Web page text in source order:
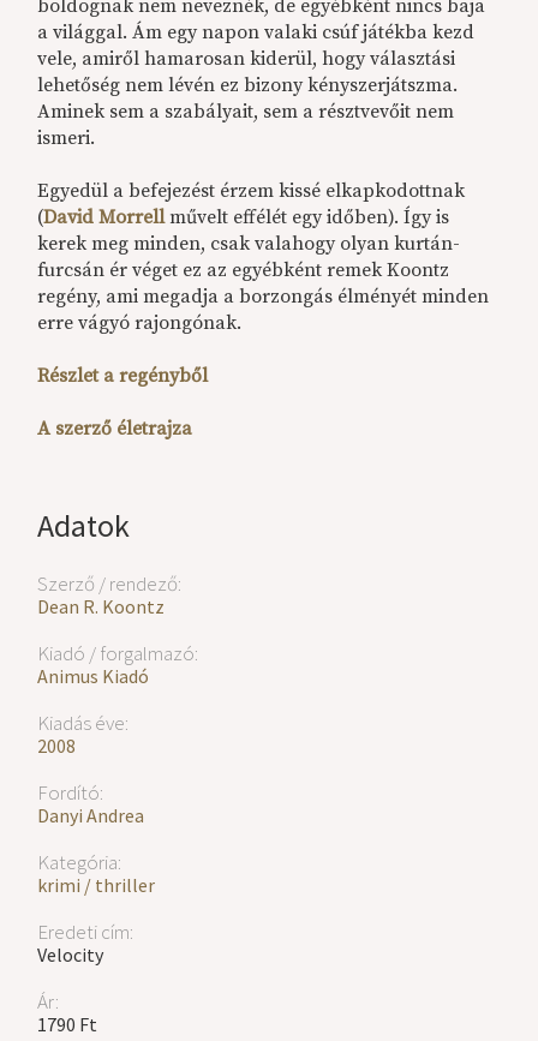
Adatok
Szerző / rendező:
Dean R. Koontz
Kiadó / forgalmazó:
Animus Kiadó
Kiadás éve:
2008
Fordító:
Danyi Andrea
Kategória:
krimi / thriller
Eredeti cím:
Velocity
Ár:
1790 Ft
boldognak nem neveznék, de egyébként nincs baja
a világgal. Ám egy napon valaki csúf játékba kezd
vele, amiről hamarosan kiderül, hogy választási
lehetőség nem lévén ez bizony kényszerjátszma.
Aminek sem a szabályait, sem a résztvevőit nem
ismeri.
Egyedül a befejezést érzem kissé elkapkodottnak
(David Morrellművelt effélét egy időben). Így is
kerek meg minden, csak valahogy olyan kurtán-
furcsán ér véget ez az egyébként remek Koontz
regény, ami megadja a borzongás élményét minden
erre vágyó rajongónak.
Részlet a regényből
A szerző életrajza